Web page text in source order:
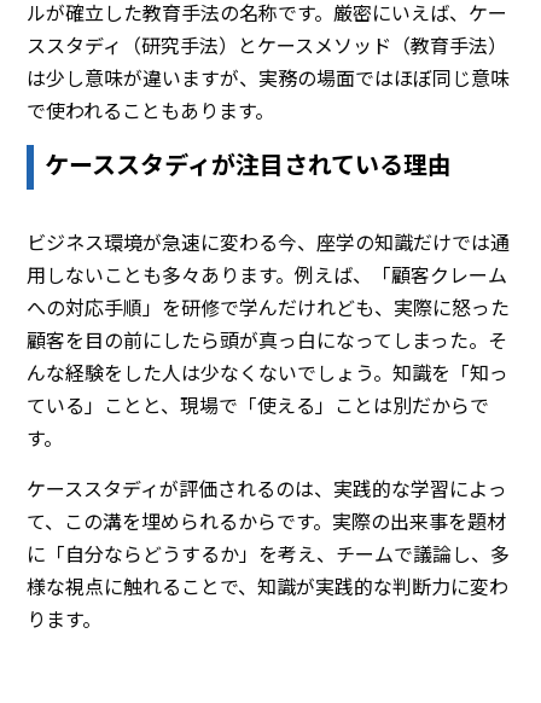
ルが確立した教育手法の名称です。厳密にいえば、ケー
ススタディ（研究手法）とケースメソッド（教育手法）
は少し意味が違いますが、実務の場面ではほぼ同じ意味
で使われることもあります。
ケーススタディが注目されている理由
ビジネス環境が急速に変わる今、座学の知識だけでは通
用しないことも多々あります。例えば、「顧客クレーム
への対応手順」を研修で学んだけれども、実際に怒った
顧客を目の前にしたら頭が真っ白になってしまった。そ
んな経験をした人は少なくないでしょう。知識を「知っ
ている」ことと、現場で「使える」ことは別だからで
す。
ケーススタディが評価されるのは、実践的な学習によっ
て、この溝を埋められるからです。実際の出来事を題材
に「自分ならどうするか」を考え、チームで議論し、多
様な視点に触れることで、知識が実践的な判断力に変わ
ります。